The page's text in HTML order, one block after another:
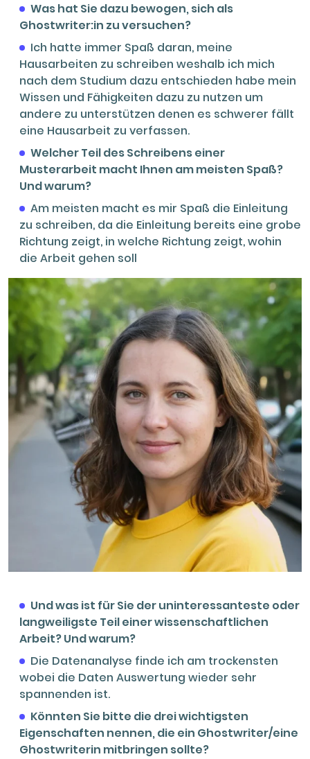
Was hat Sie dazu bewogen, sich als
Ghostwriter:in zu versuchen?
Ich hatte immer Spaß daran, meine
Hausarbeiten zu schreiben weshalb ich mich
nach dem Studium dazu entschieden habe mein
Wissen und Fähigkeiten dazu zu nutzen um
andere zu unterstützen denen es schwerer fällt
eine Hausarbeit zu verfassen.
Welcher Teil des Schreibens einer
Musterarbeit macht Ihnen am meisten Spaß?
Und warum?
Am meisten macht es mir Spaß die Einleitung
zu schreiben, da die Einleitung bereits eine grobe
Richtung zeigt, in welche Richtung zeigt, wohin
die Arbeit gehen soll
Und was ist für Sie der uninteressanteste oder
langweiligste Teil einer wissenschaftlichen
Arbeit? Und warum?
Die Datenanalyse finde ich am trockensten
wobei die Daten Auswertung wieder sehr
spannenden ist.
Könnten Sie bitte die drei wichtigsten
Eigenschaften nennen, die ein Ghostwriter/eine
Ghostwriterin mitbringen sollte?